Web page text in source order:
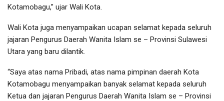
Kotamobagu,” ujar Wali Kota.
Wali Kota juga menyampaikan ucapan selamat kepada seluruh
jajaran Pengurus Daerah Wanita Islam se – Provinsi Sulawesi
Utara yang baru dilantik.
“Saya atas nama Pribadi, atas nama pimpinan daerah Kota
Kotamobagu menyampaikan banyak selamat kepada seluruh
Ketua dan jajaran Pengurus Daerah Wanita Islam se – Provinsi